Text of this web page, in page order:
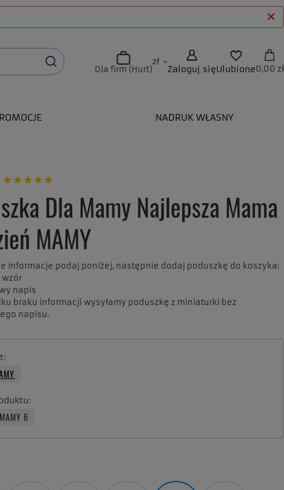
Dla firm (Hurt)
zł
Zaloguj sięUlubione0,00 zł
NADRUK WŁASNY
Dla Mamy Najlepsza Mama
MAMY
informacje podaj poniżej, następnie dodaj poduszkę do koszyka:
napis
braku informacji wysyłamy poduszkę z miniaturki bez
napisu.
6